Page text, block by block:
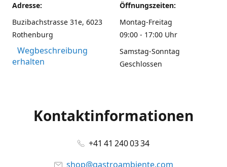
Adresse:
Buzibachstrasse 31e, 6023
Rothenburg
Wegbeschreibung
erhalten
Öffnungszeiten:
Montag-Freitag
09:00 - 17:00 Uhr
Samstag-Sonntag
Geschlossen
Kontaktinformationen
+41 41 240 03 34
shop@gastroambiente.com